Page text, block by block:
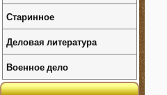
Старинное
Деловая литература
Военное дело